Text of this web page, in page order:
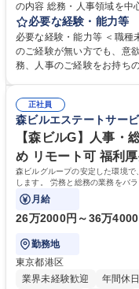
の内容 総務・人事領域を中
します。 ＜具体的には＞ ・総務/人事労務（給与・社保・勤怠管理など）
・採用・教育研修 ・福利厚
採用や教育等の業務内容に
出張もございます。 ※担当
必要な経験・能力等
必要な経験・能力等 ＜職種
のご経験が無い方でも、意
務、人事のご経験をお持ちの方（業界不問）
正社員
森ビルエステートサー
【森ビルG】人事・
め リモート可 福利
森ビルグループの安定した環境
します。 労務と総務の業務をバ
にも挑戦できる、やりがいある環
月給
26万2000円～36万4000
勤務地
東京都港区
業界未経験歓迎
年間休